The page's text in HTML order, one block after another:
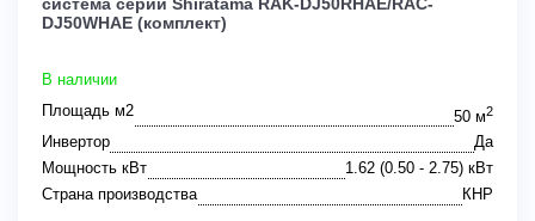
DJ50WHAE (комплект)
В наличии
Площадь м2
50 м2
Инвертор
Да
Мощность кВт
1.62 (0.50 - 2.75) кВт
Страна производства
КНР